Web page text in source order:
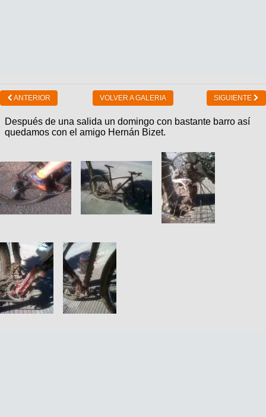
ANTERIOR VOLVER A GALERIA SIGUIENTE
Después de una salida un domingo con bastante barro así
quedamos con el amigo Hernán Bizet.